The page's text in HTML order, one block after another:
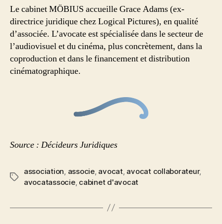
Le cabinet MÖBIUS accueille Grace Adams (ex-
directrice juridique chez Logical Pictures), en qualité
d’associée. L’avocate est spécialisée dans le secteur de
l’audiovisuel et du cinéma, plus concrètement, dans la
coproduction et dans le financement et distribution
cinématographique.
Source : Décideurs Juridiques
association, associe, avocat, avocat collaborateur,
avocatassocie, cabinet d'avocat